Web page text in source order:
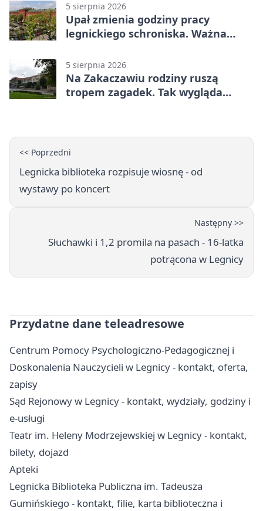
5 sierpnia 2026
Upał zmienia godziny pracy
legnickiego schroniska. Ważna
5 sierpnia 2026
Na Zakaczawiu rodziny ruszą
tropem zagadek. Tak wygląda
<< Poprzedni
Legnicka biblioteka rozpisuje wiosnę - od
wystawy po koncert
Następny >>
Słuchawki i 1,2 promila na pasach - 16-latka
potrącona w Legnicy
Przydatne dane teleadresowe
Centrum Pomocy Psychologiczno-Pedagogicznej i
Doskonalenia Nauczycieli w Legnicy - kontakt, oferta,
zapisy
Sąd Rejonowy w Legnicy - kontakt, wydziały, godziny i
e-usługi
Teatr im. Heleny Modrzejewskiej w Legnicy - kontakt,
bilety, dojazd
Apteki
Legnicka Biblioteka Publiczna im. Tadeusza
Gumińskiego - kontakt, filie, karta biblioteczna i